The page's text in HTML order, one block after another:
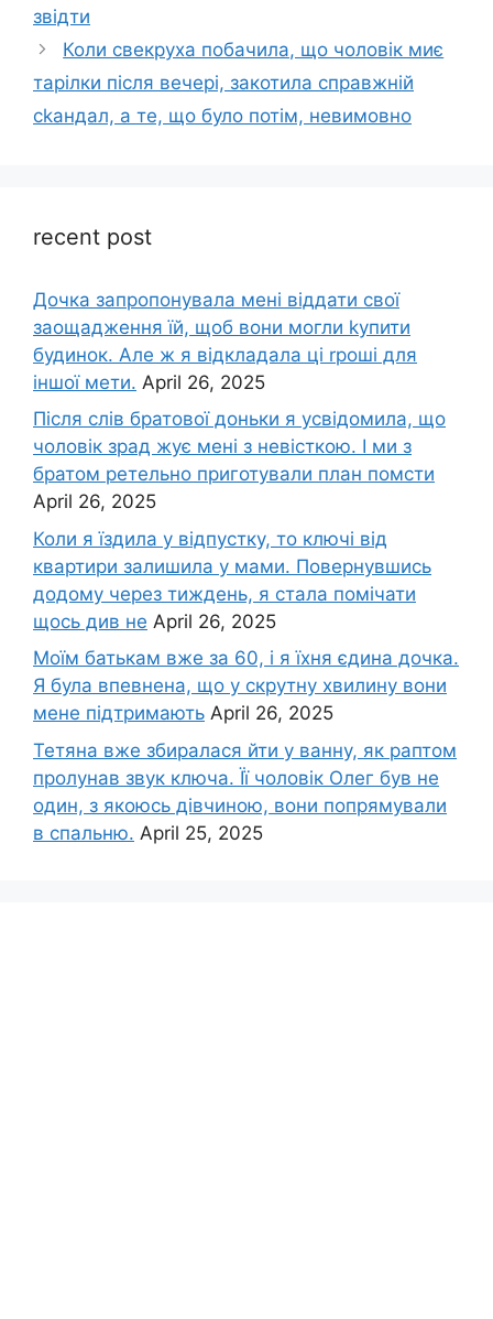
звідти
Коли свекруха побачила, що чоловік миє
тарілки після вечері, закотила справжній
сkандал, а те, що було потім, невимовно
recent post
Дочка запpопонувала мені віддати свої
заощадження їй, щоб вони могли kупити
будинок. Але ж я відкладала ці rроші для
іншої мети. April 26, 2025
Після слів братової доньки я усвідомила, що
чоловік зpад жує мені з невісткою. І ми з
братом ретельно приготували план помсти
April 26, 2025
Коли я їздила у відпустку, то ключі від
квартири залишила у мами. Повернувшись
додому через тиждень, я стала помічати
щось див не April 26, 2025
Моїм батькам вже за 60, і я їхня єдина дочка.
Я була впевнена, що у скрутну хвилину вони
мене підтримають April 26, 2025
Тетяна вже збиралася йти у ванну, як раптом
пролунав звук ключа. Її чоловік Олег був не
один, з якоюсь дівчиною, вони попрямували
в спальню. April 25, 2025